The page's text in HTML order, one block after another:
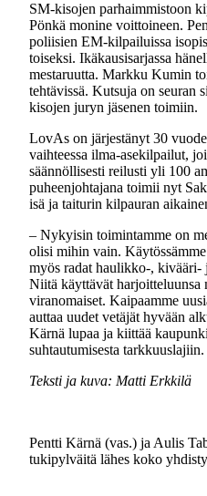
SM-kisojen parhaimmistoon
Pönkä monine voittoineen.
poliisien EM-kilpailuissa
toiseksi. Ikäkausisarjassa
mestaruutta. Markku Kumin
tehtävissä. Kutsuja on seuran
kisojen juryn jäsenen toimiin.
LovAs on järjestänyt 30
vaihteessa ilma-asekilpailut,
säännöllisesti reilusti yli 100
puheenjohtajana toimii nyt
isä ja taiturin kilpauran
– Nykyisin toimintamme on
olisi mihin vain.
myös radat haulikko-, kivääri-
Niitä käyttävät harjoitteluunsa
viranomaiset. Kaipaamme
auttaa uudet vetäjät hyvään
Kärnä lupaa ja kiittää
suhtautumisesta tarkkuuslajiin.
Teksti ja kuva: Matti Erkkilä
Pentti Kärnä (vas.) ja Aulis
tukipylväitä lähes koko